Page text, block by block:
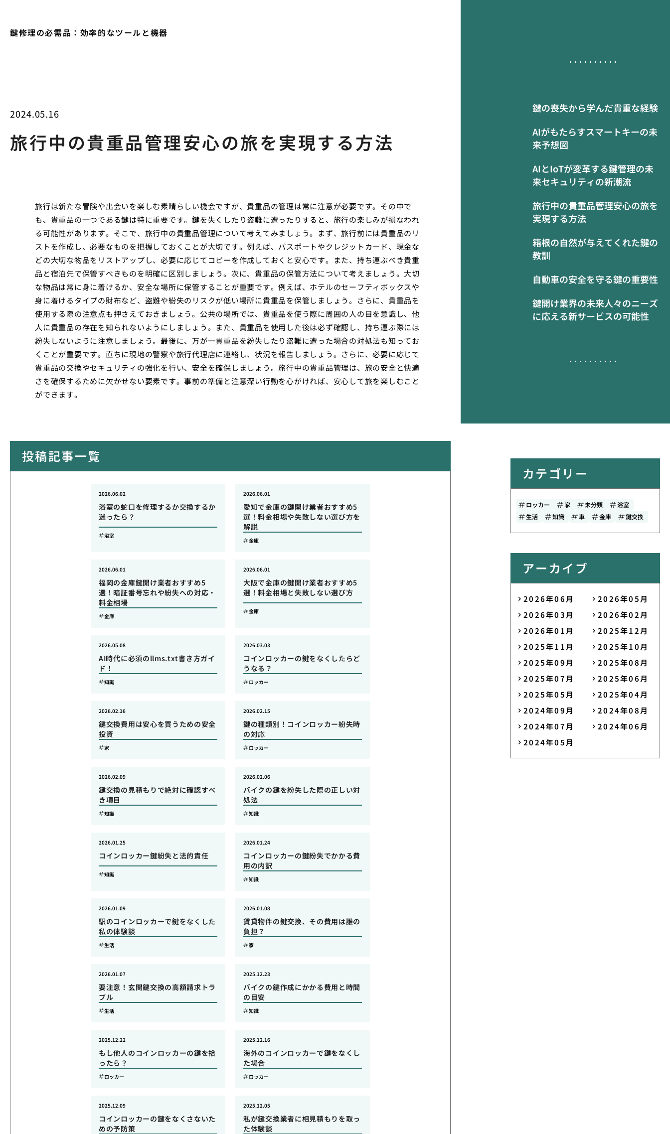
鍵修理の必需品：効率的なツールと機器
鍵の喪失から学んだ貴重な経験
AIがもたらすスマートキーの未
来予想図
AIとIoTが変革する鍵管理の未
来セキュリティの新潮流
旅行中の貴重品管理安心の旅を
実現する方法
箱根の自然が与えてくれた鍵の
教訓
自動車の安全を守る鍵の重要性
鍵開け業界の未来人々のニーズ
に応える新サービスの可能性
2024.05.16
旅行中の貴重品管理安心の旅を実現する方法
旅行は新たな冒険や出会いを楽しむ素晴らしい機会ですが、貴重品の管理は常に注意が必要です。その中で
も、貴重品の一つである鍵は特に重要です。鍵を失くしたり盗難に遭ったりすると、旅行の楽しみが損なわれ
る可能性があります。そこで、旅行中の貴重品管理について考えてみましょう。まず、旅行前には貴重品のリ
ストを作成し、必要なものを把握しておくことが大切です。例えば、パスポートやクレジットカード、現金な
どの大切な物品をリストアップし、必要に応じてコピーを作成しておくと安心です。また、持ち運ぶべき貴重
品と宿泊先で保管すべきものを明確に区別しましょう。次に、貴重品の保管方法について考えましょう。大切
な物品は常に身に着けるか、安全な場所に保管することが重要です。例えば、ホテルのセーフティボックスや
身に着けるタイプの財布など、盗難や紛失のリスクが低い場所に貴重品を保管しましょう。さらに、貴重品を
使用する際の注意点も押さえておきましょう。公共の場所では、貴重品を使う際に周囲の人の目を意識し、他
人に貴重品の存在を知られないようにしましょう。また、貴重品を使用した後は必ず確認し、持ち運ぶ際には
紛失しないように注意しましょう。最後に、万が一貴重品を紛失したり盗難に遭った場合の対処法も知ってお
くことが重要です。直ちに現地の警察や旅行代理店に連絡し、状況を報告しましょう。さらに、必要に応じて
貴重品の交換やセキュリティの強化を行い、安全を確保しましょう。旅行中の貴重品管理は、旅の安全と快適
さを確保するために欠かせない要素です。事前の準備と注意深い行動を心がければ、安心して旅を楽しむこと
ができます。
投稿記事一覧
浴室の蛇口を修理するか交換するか
迷ったら？
2026.06.02
浴室
愛知で金庫の鍵開け業者おすすめ5
選！料金相場や失敗しない選び方を
解説
2026.06.01
金庫
福岡の金庫鍵開け業者おすすめ5
選！暗証番号忘れや紛失への対応・
料金相場
2026.06.01
金庫
大阪で金庫の鍵開け業者おすすめ5
選！料金相場と失敗しない選び方
2026.06.01
金庫
AI時代に必須のllms.txt書き方ガイ
ド！
2026.05.08
知識
コインロッカーの鍵をなくしたらど
うなる？
2026.03.03
ロッカー
鍵交換費用は安心を買うための安全
投資
2026.02.16
家
鍵の種類別！コインロッカー紛失時
の対応
2026.02.15
ロッカー
鍵交換の見積もりで絶対に確認すべ
き項目
2026.02.09
知識
バイクの鍵を紛失した際の正しい対
処法
2026.02.06
知識
コインロッカー鍵紛失と法的責任
2026.01.25
知識
コインロッカーの鍵紛失でかかる費
用の内訳
2026.01.24
知識
駅のコインロッカーで鍵をなくした
私の体験談
2026.01.09
生活
賃貸物件の鍵交換、その費用は誰の
負担？
2026.01.08
家
要注意！玄関鍵交換の高額請求トラ
ブル
2026.01.07
生活
バイクの鍵作成にかかる費用と時間
の目安
2025.12.23
知識
もし他人のコインロッカーの鍵を拾
ったら？
2025.12.22
ロッカー
海外のコインロッカーで鍵をなくし
た場合
2025.12.16
ロッカー
コインロッカーの鍵をなくさないた
めの予防策
2025.12.09
私が鍵交換業者に相見積もりを取っ
た体験談
2025.12.05
カテゴリー
ロッカー 家 未分類
浴室
生活
知識 車 金庫 鍵交換
アーカイブ
2026年06月
2026年05月
2026年03月
2026年02月
2026年01月
2025年12月
2025年11月
2025年10月
2025年09月
2025年08月
2025年07月
2025年06月
2025年05月
2025年04月
2024年09月
2024年08月
2024年07月
2024年06月
2024年05月